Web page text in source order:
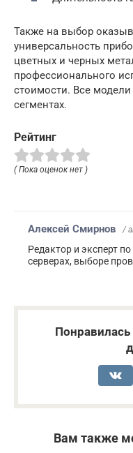
Также на выбор
универсальность
цветных и черных
профессионального
стоимости. Все
сегментах.
Рейтинг
( Пока оценок нет )
Алексей Смирнов /
Редактор и эксперт
серверах, выборе
Понравилась
Вам также